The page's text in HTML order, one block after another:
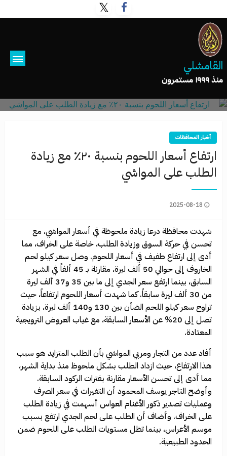
القامشلي
منذ ١٩٩٩ مستمرون
أخبار المحافظات
ارتفاع أسعار اللحوم بنسبة ٢٠٪ مع زيادة
الطلب على المواشي
2025-08-18
شهدت محافظة درعا زيادة ملحوظة في أسعار المواشي، مع
تحسن في حركة السوق وزيادة الطلب، خاصة على الخراف، مما
أدى إلى ارتفاع طفيف في أسعار اللحوم. وصل سعر كيلو لحم
الخاروف إلى حوالي 50 ألف ليرة، مقارنة بـ 45 ألفاً في الشهر
السابق، بينما ارتفع سعر الجدي إلى ما بين 35 و37 ألف ليرة
من 30 ألف ليرة سابقاً. كما شهدت أسعار اللحوم ارتفاعاً، حيث
تراوح سعر كيلو اللحم الضأن بين 130 و140 ألف ليرة، بزيادة
تصل إلى 20% عن الأسعار السابقة، مع غياب العروض الترويجية
المعتادة.
أفاد عدد من التجار ومربي المواشي بأن الطلب المتزايد هو سبب
هذا الارتفاع، حيث ازداد الطلب بشكل ملحوظ منذ بداية الشهر،
مما أدى إلى تحسن الأسعار مقارنة بفترات الركود السابقة.
وأوضح التاجر يوسف المحمود أن التغيرات في سعر الصرف
وعمليات تصدير ذكور الأغنام العواس أسهمت في زيادة الطلب
على الخراف. وأضاف أن الطلب على لحم الجدي ارتفع بسبب
موسم الأعراس، بينما تظل مستويات الطلب على اللحوم ضمن
الحدود الطبيعية.